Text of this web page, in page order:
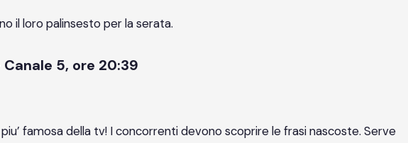
il loro palinsesto per la serata.
5, ore 20:39
famosa della tv! I concorrenti devono scoprire le frasi nascoste. Serve